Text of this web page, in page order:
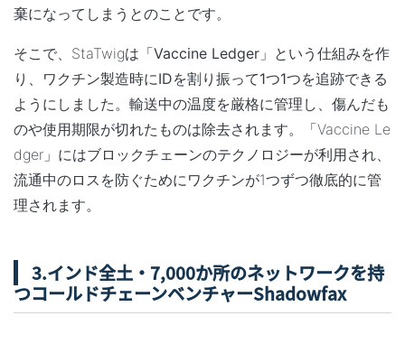
棄になってしまうとのことです。
そこで、StaTwigは「Vaccine Ledger 」という仕組みを作
り
、ワクチン製造時にIDを割り振って1つ1つを追跡できる
ようにしました 。輸送中の温度を厳格に管理し、傷んだも
のや使用期限が切れたものは除去されます。「Vaccine Le
dger」にはブロックチェーンのテクノロジーが利用され、
流通中のロスを防ぐためにワクチンが1つずつ徹底的に管
理されます。
3.インド全土・7,000か所のネットワークを持
つコールドチェーンベンチャーShadowfax